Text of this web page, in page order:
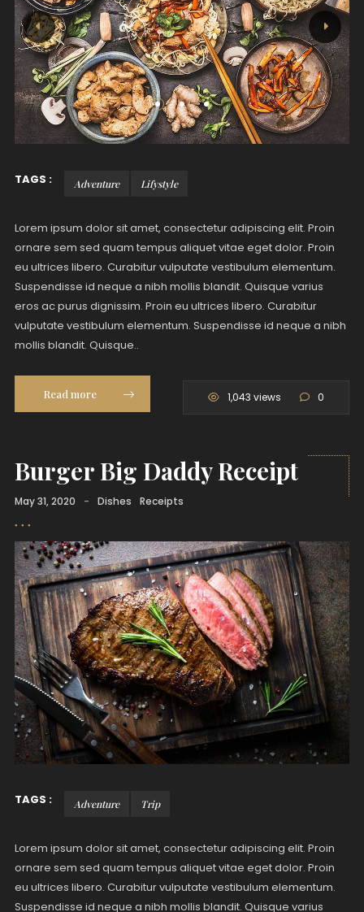
TAGS : Adventure Lifystyle
Lorem ipsum dolor sit amet, consectetur adipiscing elit. Proin
ornare sem sed quam tempus aliquet vitae eget dolor. Proin
eu ultrices libero. Curabitur vulputate vestibulum elementum.
Suspendisse id neque a nibh mollis blandit. Quisque varius
eros ac purus dignissim. Proin eu ultrices libero. Curabitur
vulputate vestibulum elementum. Suspendisse id neque a nibh
mollis blandit. Quisque..
Read more 1,043 views 0
Burger Big Daddy Receipt
May 31, 2020 - Dishes Receipts
TAGS : Adventure Trip
Lorem ipsum dolor sit amet, consectetur adipiscing elit. Proin
ornare sem sed quam tempus aliquet vitae eget dolor. Proin
eu ultrices libero. Curabitur vulputate vestibulum elementum.
Suspendisse id neque a nibh mollis blandit. Quisque varius